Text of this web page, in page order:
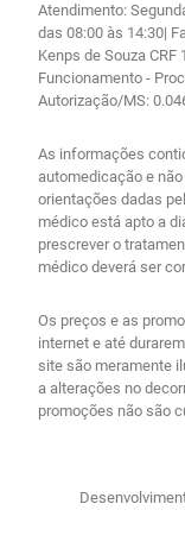
Atendimento:
das 08:00 às 14:30|
Kenps de Souza CRF
Funcionamento -
Autorização/MS:
As informações
automedicação e
orientações dadas
médico está apto a
prescrever o
médico deverá ser
Os preços e as
internet e até
site são meramente
a alterações no
promoções não são